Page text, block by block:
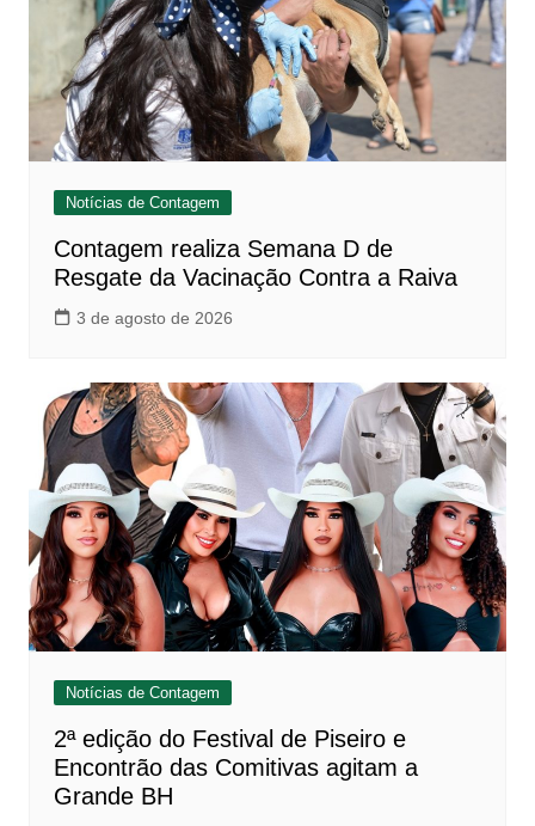
Notícias de Contagem
Contagem realiza Semana D de
Resgate da Vacinação Contra a Raiva
3 de agosto de 2026
Notícias de Contagem
2ª edição do Festival de Piseiro e
Encontrão das Comitivas agitam a
Grande BH